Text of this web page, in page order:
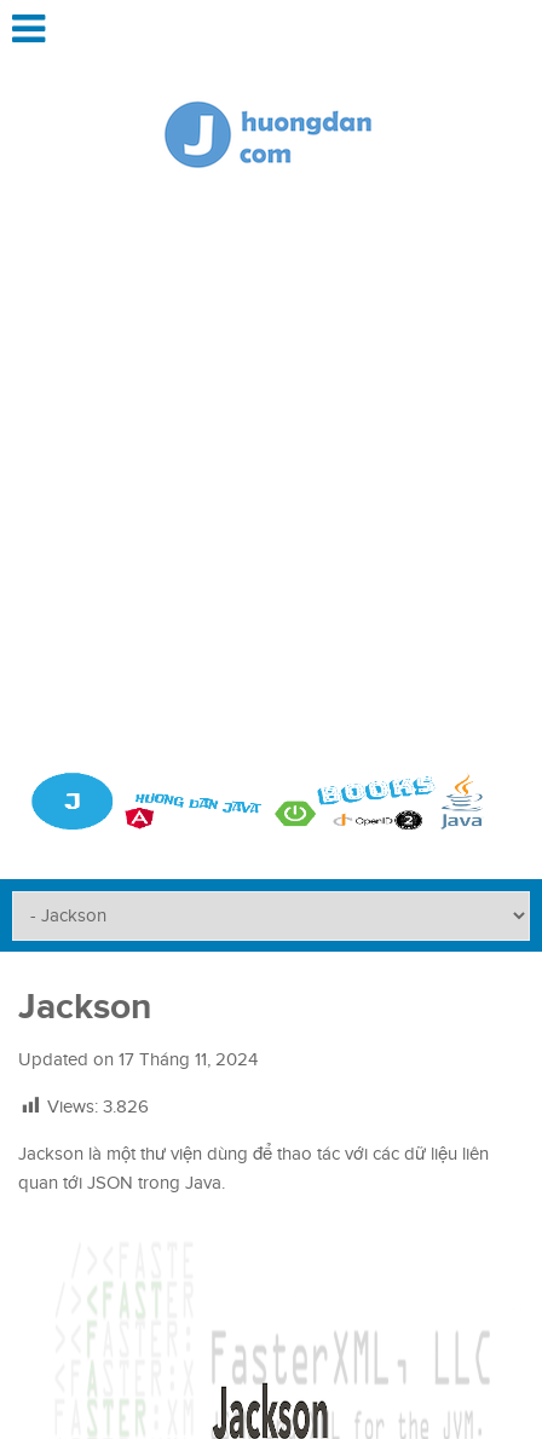
Jackson
Updated on 17 Tháng 11, 2024
Views: 3.826
Jackson là một thư viện dùng để thao tác với các dữ liệu liên
quan tới JSON trong Java.